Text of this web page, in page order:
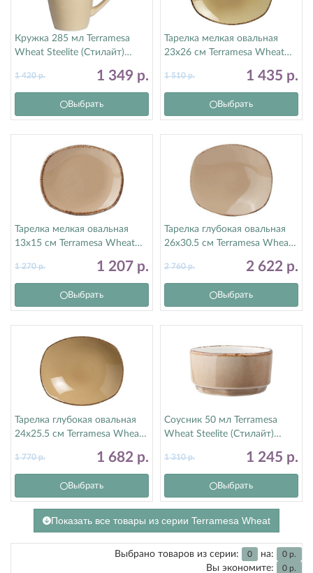
Кружка 285 мл Terramesa
Wheat Steelite (Стилайт)
1 349 р.
1 420р.
Выбрать
Тарелка мелкая овальная
23х26 см Terramesa Wheat
1 435 р.
1 510р.
Выбрать
Тарелка мелкая овальная
13х15 см Terramesa Wheat
1 207 р.
1 270р.
Выбрать
Тарелка глубокая овальная
26х30.5 см Terramesa Wheat
2 622 р.
2 760р.
Выбрать
Тарелка глубокая овальная
24х25.5 см Terramesa Wheat
1 682 р.
1 770р.
Выбрать
Соусник 50 мл Terramesa
Wheat Steelite (Стилайт)
1 245 р.
1 310р.
Выбрать
Показать все товары из серии Terramesa Wheat
Выбрано товаров из серии: 0 на: 0 р.
Вы экономите: 0 р.